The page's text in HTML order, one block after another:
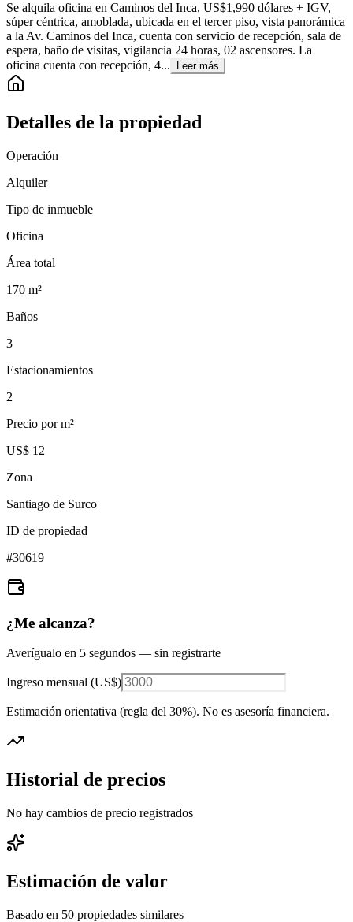
Se alquila oficina en Caminos del Inca, US$1,990 dólares + IGV,
súper céntrica, amoblada, ubicada en el tercer piso, vista panorámica
a la Av. Caminos del Inca, cuenta con servicio de recepción, sala de
espera, baño de visitas, vigilancia 24 horas, 02 ascensores. La
oficina cuenta con recepción, 4...
Leer más
Detalles de la propiedad
Operación
Alquiler
Tipo de inmueble
Oficina
Área total
170 m²
Baños
3
Estacionamientos
2
Precio por m²
US$ 12
Zona
Santiago de Surco
ID de propiedad
#30619
¿Me alcanza?
Averígualo en 5 segundos — sin registrarte
Ingreso mensual (US$)
Estimación orientativa (regla del 30%). No es asesoría financiera.
Historial de precios
No hay cambios de precio registrados
Estimación de valor
Basado en 50 propiedades similares